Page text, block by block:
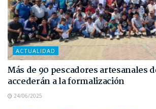
ACTUALIDAD
Más de 90 pescadores artesanales
accederán a la formalización
24/06/2025